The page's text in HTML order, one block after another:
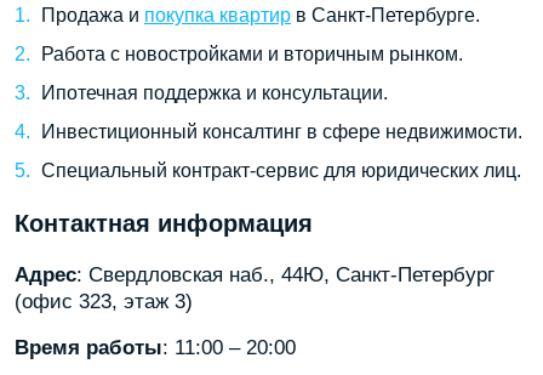
Продажа и покупка квартир в Санкт-Петербурге.
Работа с новостройками и вторичным рынком.
Ипотечная поддержка и консультации.
Инвестиционный консалтинг в сфере недвижимости.
Специальный контракт-сервис для юридических лиц.
Контактная информация
Адрес: Свердловская наб., 44Ю, Санкт-Петербург
(офис 323, этаж 3)
Время работы: 11:00 – 20:00